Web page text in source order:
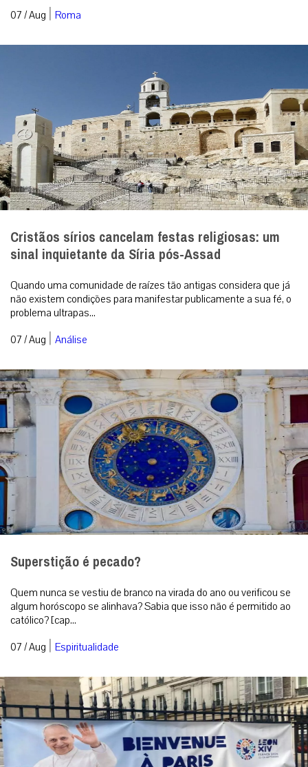
07 / Aug | Roma
Cristãos sírios cancelam festas religiosas: um
sinal inquietante da Síria pós-Assad
Quando uma comunidade de raízes tão antigas considera que já
não existem condições para manifestar publicamente a sua fé, o
problema ultrapas...
07 / Aug | Análise
Superstição é pecado?
Quem nunca se vestiu de branco na virada do ano ou verificou se
algum horóscopo se alinhava? Sabia que isso não é permitido ao
católico? [cap...
07 / Aug | Espiritualidade